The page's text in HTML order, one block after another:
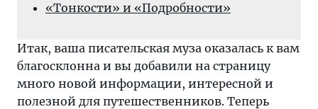
«Тонкости» и «Подробности»
Итак, ваша писательская муза оказалась к вам
благосклонна и вы добавили на страницу
много новой информации, интересной и
полезной для путешественников. Теперь